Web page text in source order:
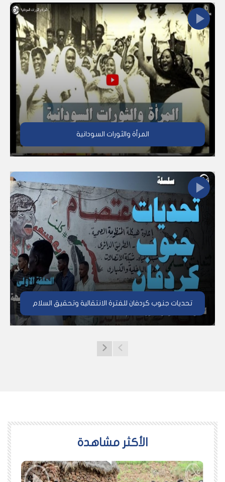
المرأة والثورات السودانية
تحديات جنوب كردفان للفترة الانتقالية وتحقيق السلام
اﻷكثر مشاهدة